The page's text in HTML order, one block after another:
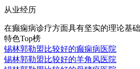
从业经历
在癫痫病诊疗方面具有坚实的理论基
特色Top榜
锡林郭勒盟比较好的癫痫病医院
锡林郭勒盟比较好的羊角风医院